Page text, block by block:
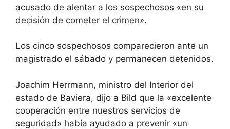
acusado de alentar a los sospechosos «en su
decisión de cometer el crimen».
Los cinco sospechosos comparecieron ante un
magistrado el sábado y permanecen detenidos.
Joachim Herrmann, ministro del Interior del
estado de Baviera, dijo a Bild que la «excelente
cooperación entre nuestros servicios de
seguridad» había ayudado a prevenir «un